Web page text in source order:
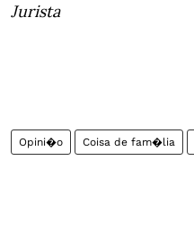
Jurista
Opini�o Coisa de fam�lia